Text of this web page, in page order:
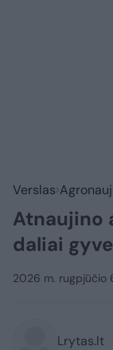
Verslas
Atnaujino
daliai
2026 m. rugpjūčio
Lrytas.lt